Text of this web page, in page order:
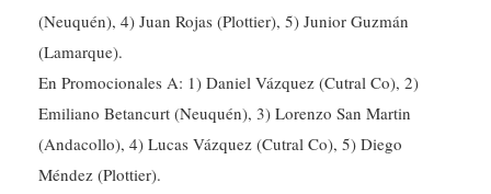
(Lamarque).
En Promocionales A: 1) Daniel Vázquez (Cutral Co), 2)
Emiliano Betancurt (Neuquén), 3) Lorenzo San Martin
(Andacollo), 4) Lucas Vázquez (Cutral Co), 5) Diego
Méndez (Plottier).
En Promocionales B: 1) Leonardo Arroyo (Plottier), 2)